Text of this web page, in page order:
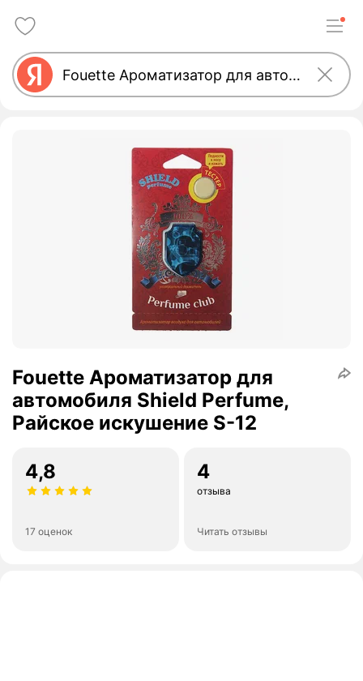
Fouette Ароматизатор для
автомобиля Shield Perfume,
Райское искушение S-12
4,8
17 оценок
4
отзыва
Читать отзывы